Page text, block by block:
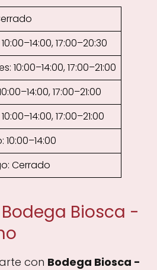
17:00–20:30
10:00–14:00, 17:00–21:00
17:00–21:00
17:00–21:00
Cerrado
Biosca -
con Bodega Biosca -